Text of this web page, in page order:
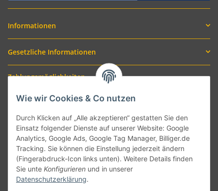
Informationen
Gesetzliche Informationen
Zahlungsmöglichkeiten
Versand mit
Wie wir Cookies & Co nutzen
Durch Klicken auf „Alle akzeptieren“ gestatten Sie den
Einsatz folgender Dienste auf unserer Website: Google
Analytics, Google Ads, Google Tag Manager, Billiger.de
Tracking. Sie können die Einstellung jederzeit ändern
(Fingerabdruck-Icon links unten). Weitere Details finden
Sie unte Konfigurieren und in unserer
Datenschutzerklärung.